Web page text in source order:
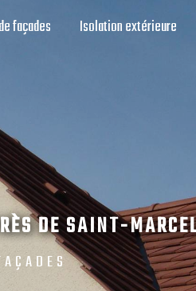
façades Isolation extérieure
DE SAINT-